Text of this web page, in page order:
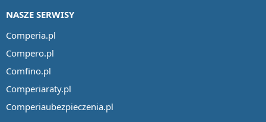
NASZE SERWISY
Comperia.pl
Compero.pl
Comfino.pl
Comperiaraty.pl
Comperiaubezpieczenia.pl